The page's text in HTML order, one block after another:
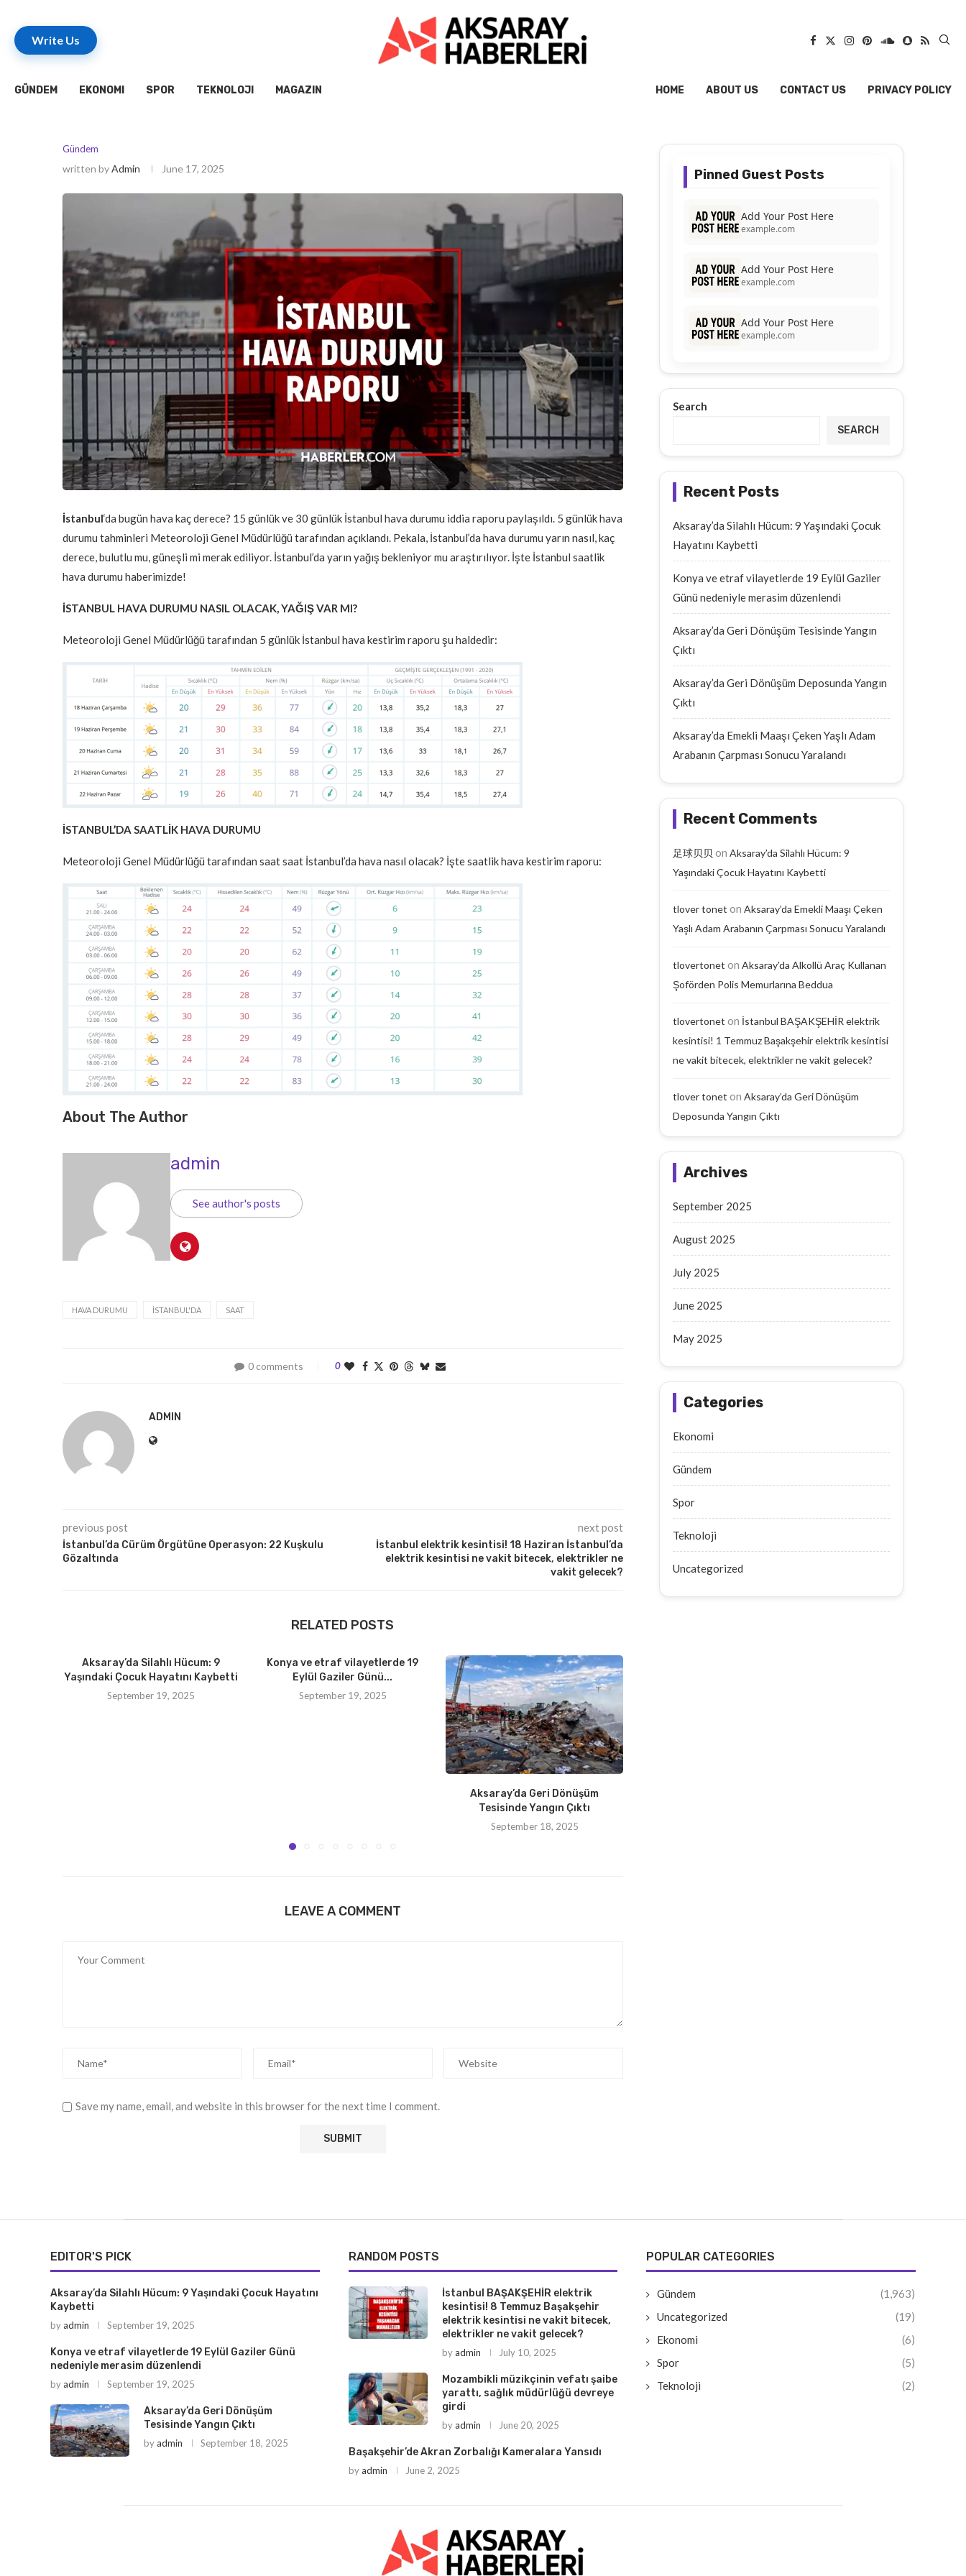
Write Us
GÜNDEM EKONOMI SPOR TEKNOLOJI MAGAZIN HOME ABOUT US CONTACT US PRIVACY POLICY
Gündem
written byAdmin June 17, 2025
İstanbul‘da bugün hava kaç derece? 15 günlük ve 30 günlük İstanbul hava durumu iddia raporu paylaşıldı. 5 günlük hava
durumu tahminleri Meteoroloji Genel Müdürlüğü tarafından açıklandı. Pekala, İstanbul’da hava durumu yarın nasıl, kaç
derece, bulutlu mu, güneşli mi merak ediliyor. İstanbul’da yarın yağış bekleniyor mu araştırılıyor. İşte İstanbul saatlik
hava durumu haberimizde!
İSTANBUL HAVA DURUMU NASIL OLACAK, YAĞIŞ VAR MI?
Meteoroloji Genel Müdürlüğü tarafından 5 günlük İstanbul hava kestirim raporu şu haldedir:
İSTANBUL’DA SAATLİK HAVA DURUMU
Meteoroloji Genel Müdürlüğü tarafından saat saat İstanbul’da hava nasıl olacak? İşte saatlik hava kestirim raporu:
About The Author
admin
See author's posts
HAVA DURUMU İSTANBUL'DA SAAT
0 comments 0
ADMIN
previous post
İstanbul’da Cürüm Örgütüne Operasyon: 22 Kuşkulu
Gözaltında
next post
İstanbul elektrik kesintisi! 18 Haziran İstanbul’da
elektrik kesintisi ne vakit bitecek, elektrikler ne
vakit gelecek?
RELATED POSTS
Aksaray’da Silahlı Hücum: 9
Yaşındaki Çocuk Hayatını Kaybetti
September 19, 2025
Konya ve etraf vilayetlerde 19
Eylül Gaziler Günü...
September 19, 2025
Aksaray’da Geri Dönüşüm
Tesisinde Yangın Çıktı
September 18, 2025
LEAVE A COMMENT
Save my name, email, and website in this browser for the next time I comment.
Pinned Guest Posts
Add Your Post Here
example.com
Add Your Post Here
example.com
Add Your Post Here
example.com
Search
SEARCH
Recent Posts
Aksaray’da Silahlı Hücum: 9 Yaşındaki Çocuk
Hayatını Kaybetti
Konya ve etraf vilayetlerde 19 Eylül Gaziler
Günü nedeniyle merasim düzenlendi
Aksaray’da Geri Dönüşüm Tesisinde Yangın
Çıktı
Aksaray’da Geri Dönüşüm Deposunda Yangın
Çıktı
Aksaray’da Emekli Maaşı Çeken Yaşlı Adam
Arabanın Çarpması Sonucu Yaralandı
Recent Comments
足球贝贝 on Aksaray’da Silahlı Hücum: 9
Yaşındaki Çocuk Hayatını Kaybetti
tlover tonet on Aksaray’da Emekli Maaşı Çeken
Yaşlı Adam Arabanın Çarpması Sonucu Yaralandı
tlovertonet on Aksaray’da Alkollü Araç Kullanan
Şoförden Polis Memurlarına Beddua
tlovertonet on İstanbul BAŞAKŞEHİR elektrik
kesintisi! 1 Temmuz Başakşehir elektrik kesintisi
ne vakit bitecek, elektrikler ne vakit gelecek?
tlover tonet on Aksaray’da Geri Dönüşüm
Deposunda Yangın Çıktı
Archives
September 2025
August 2025
July 2025
June 2025
May 2025
Categories
Ekonomi
Gündem
Spor
Teknoloji
Uncategorized
EDITOR'S PICK
Aksaray’da Silahlı Hücum: 9 Yaşındaki Çocuk Hayatını
Kaybetti
byadmin September 19, 2025
Konya ve etraf vilayetlerde 19 Eylül Gaziler Günü
nedeniyle merasim düzenlendi
byadmin September 19, 2025
Aksaray’da Geri Dönüşüm
Tesisinde Yangın Çıktı
byadmin September 18, 2025
RANDOM POSTS
İstanbul BAŞAKŞEHİR elektrik
kesintisi! 8 Temmuz Başakşehir
elektrik kesintisi ne vakit bitecek,
elektrikler ne vakit gelecek?
byadmin July 10, 2025
Mozambikli müzikçinin vefatı şaibe
yarattı, sağlık müdürlüğü devreye
girdi
byadmin June 20, 2025
Başakşehir’de Akran Zorbalığı Kameralara Yansıdı
byadmin June 2, 2025
POPULAR CATEGORIES
Gündem
(1,963)
Uncategorized
(19)
Ekonomi
(6)
Spor
(5)
Teknoloji
(2)